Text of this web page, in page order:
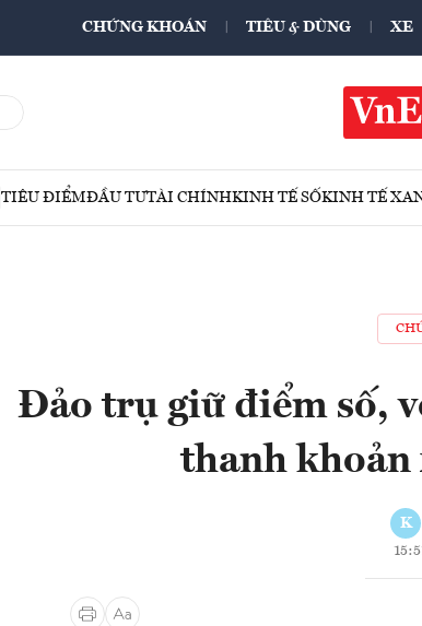
CHỨNG KHOÁN TIÊU & DÙNG XE
TIÊU ĐIỂMĐẦU TƯTÀI CHÍNHKINH TẾ SỐKINH TẾ
Đảo trụ giữ điểm số,
thanh khoản
K